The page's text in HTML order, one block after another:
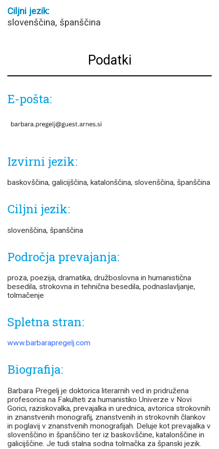
Ciljni jezik:
slovenščina, španščina
Podatki
E-pošta:
Izvirni jezik:
baskovščina, galicijščina, katalonščina, slovenščina, španščina
Ciljni jezik:
slovenščina, španščina
Področja prevajanja:
proza, poezija, dramatika, družboslovna in humanistična
besedila, strokovna in tehnična besedila, podnaslavljanje,
tolmačenje
Spletna stran:
www.barbarapregelj.com
Biografija:
Barbara Pregelj je doktorica literarnih ved in pridružena
profesorica na Fakulteti za humanistiko Univerze v Novi
Gorici, raziskovalka, prevajalka in urednica, avtorica strokovnih
in znanstvenih monografij, znanstvenih in strokovnih člankov
in poglavij v znanstvenih monografijah. Deluje kot prevajalka v
slovenščino in španščino ter iz baskovščine, katalonščine in
galicijščine. Je tudi stalna sodna tolmačka za španski jezik.